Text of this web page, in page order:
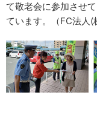
て敬老会に参加させ
ています。（FC法人(